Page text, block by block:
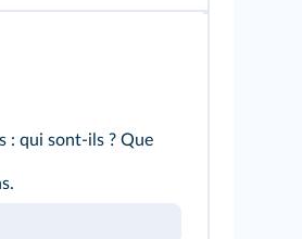
: qui sont‑ils ? Que